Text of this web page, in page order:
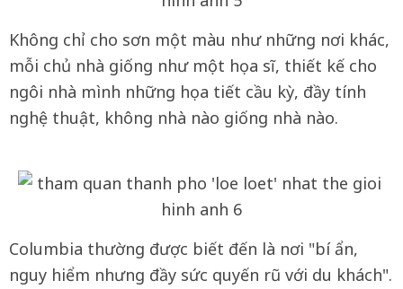
Không chỉ cho sơn một màu như những nơi khác,
mỗi chủ nhà giống như một họa sĩ, thiết kế cho
ngôi nhà mình những họa tiết cầu kỳ, đầy tính
nghệ thuật, không nhà nào giống nhà nào.
Columbia thường được biết đến là nơi "bí ẩn,
nguy hiểm nhưng đầy sức quyến rũ với du khách".